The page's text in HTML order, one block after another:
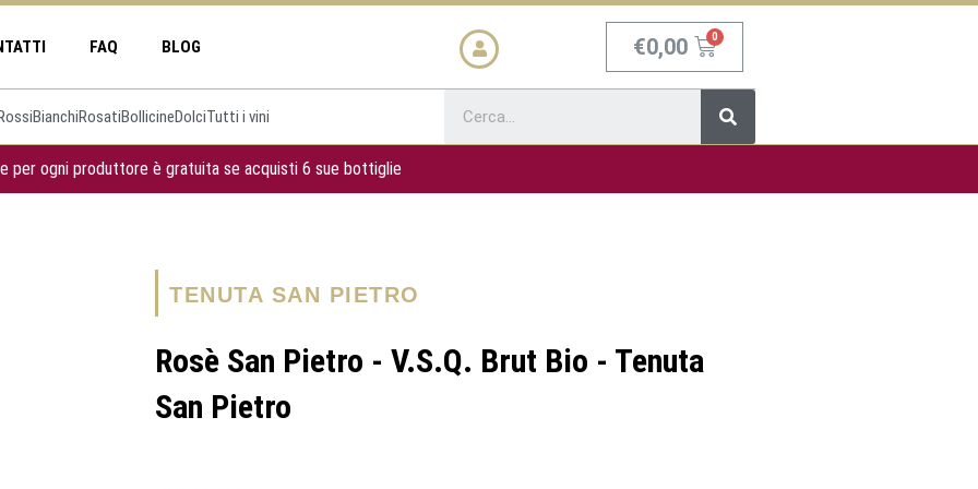
FAQ BLOG €0,00 Carrello
BianchiRosatiBollicineDolciTutti i vini
Cerca
per ogni produttore è gratuita se acquisti 6 sue bottiglie
TENUTA SAN PIETRO
Rosè San Pietro - V.S.Q. Brut Bio - Tenuta
San Pietro